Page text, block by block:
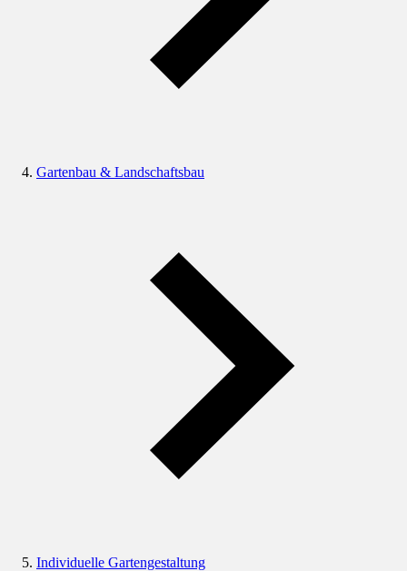
Gartenbau & Landschaftsbau
Individuelle Gartengestaltung